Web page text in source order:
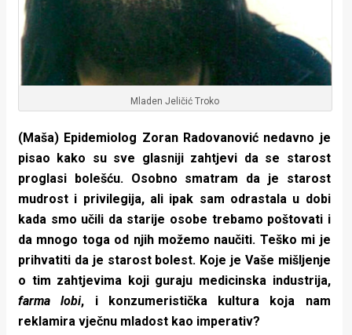
Mladen Jeličić Troko
(Maša) Epidemiolog Zoran Radovanović nedavno je
pisao kako su sve glasniji zahtjevi da se starost
proglasi bolešću. Osobno smatram da je starost
mudrost i privilegija, ali ipak sam odrastala u dobi
kada smo učili da starije osobe trebamo poštovati i
da mnogo toga od njih možemo naučiti. Teško mi je
prihvatiti da je starost bolest. Koje je Vaše mišljenje
o tim zahtjevima koji guraju medicinska industrija,
farma lobi, i konzumeristička kultura koja nam
reklamira vječnu mladost kao imperativ?